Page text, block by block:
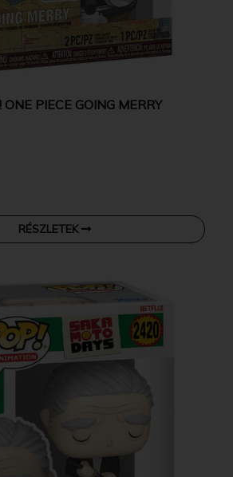
PIECE GOING MERRY
RÉSZLETEK